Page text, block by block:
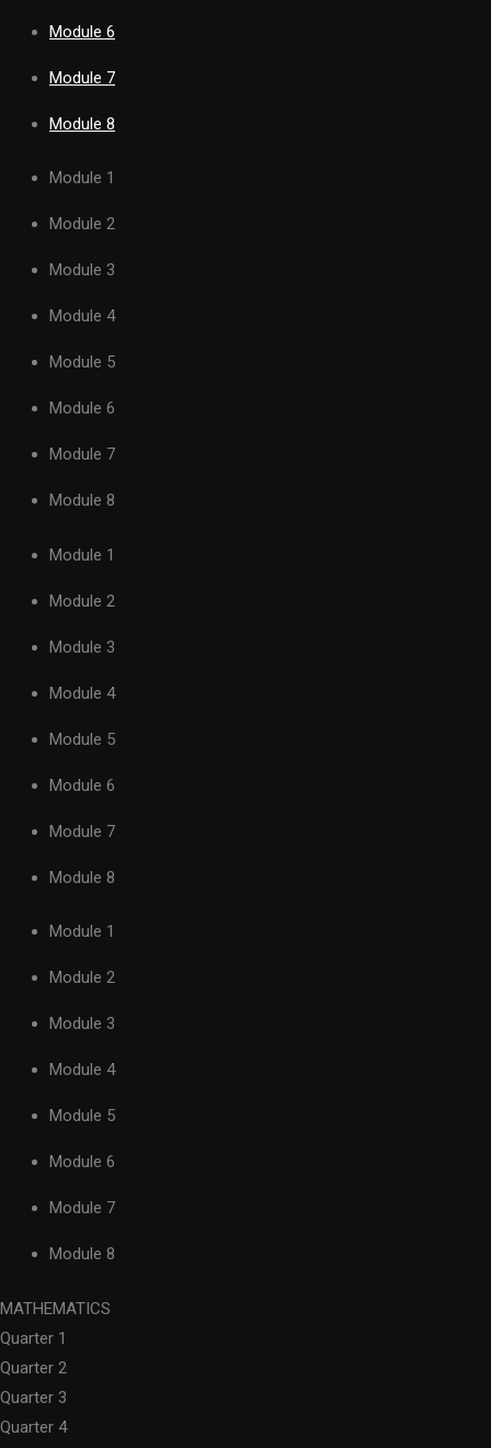
Module 6
Module 7
Module 8
Module 1
Module 2
Module 3
Module 4
Module 5
Module 6
Module 7
Module 8
Module 1
Module 2
Module 3
Module 4
Module 5
Module 6
Module 7
Module 8
Module 1
Module 2
Module 3
Module 4
Module 5
Module 6
Module 7
Module 8
MATHEMATICS
Quarter 1
Quarter 2
Quarter 3
Quarter 4